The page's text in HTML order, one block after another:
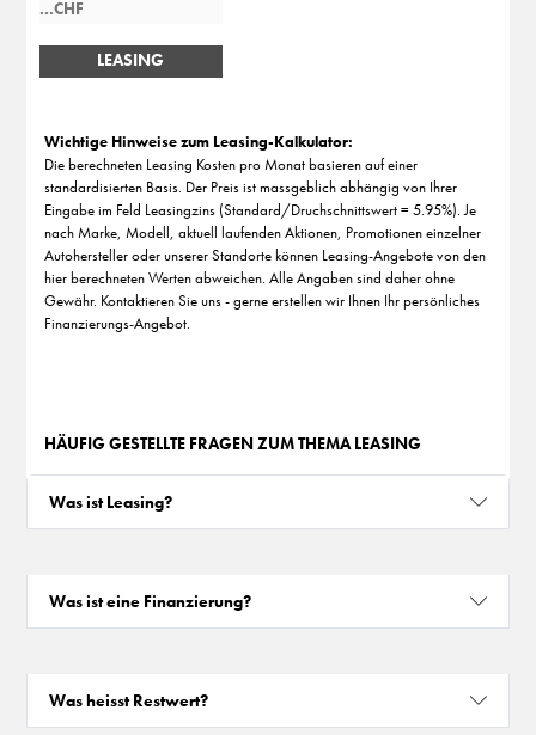
LEASING
BERECHNEN
Wichtige Hinweise zum Leasing-Kalkulator:
Die berechneten Leasing Kosten pro Monat basieren auf einer
standardisierten Basis. Der Preis ist massgeblich abhängig von Ihrer
Eingabe im Feld Leasingzins (Standard/Druchschnittswert = 5.95%). Je
nach Marke, Modell, aktuell laufenden Aktionen, Promotionen einzelner
Autohersteller oder unserer Standorte können Leasing-Angebote von den
hier berechneten Werten abweichen. Alle Angaben sind daher ohne
Gewähr. Kontaktieren Sie uns - gerne erstellen wir Ihnen Ihr persönliches
Finanzierungs-Angebot.
HÄUFIG GESTELLTE FRAGEN ZUM THEMA LEASING
Was ist Leasing?
Was ist eine Finanzierung?
Was heisst Restwert?